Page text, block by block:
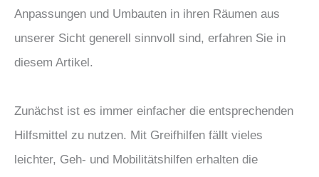
Anpassungen und Umbauten in ihren Räumen aus
unserer Sicht generell sinnvoll sind, erfahren Sie in
diesem Artikel.
Zunächst ist es immer einfacher die entsprechenden
Hilfsmittel zu nutzen. Mit Greifhilfen fällt vieles
leichter, Geh- und Mobilitätshilfen erhalten die